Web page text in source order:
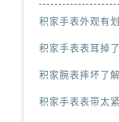
积家手表外观有
积家手表表耳掉
积家腕表摔坏了
积家手表表带太